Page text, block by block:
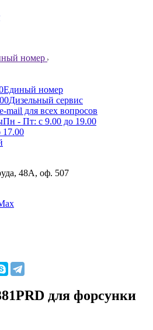
номер
Единый номер
Дизельный сервис
e-mail для всех вопросов
Пн - Пт: с 9.00 до 19.00
17.00
48А, оф. 507
для форсунки